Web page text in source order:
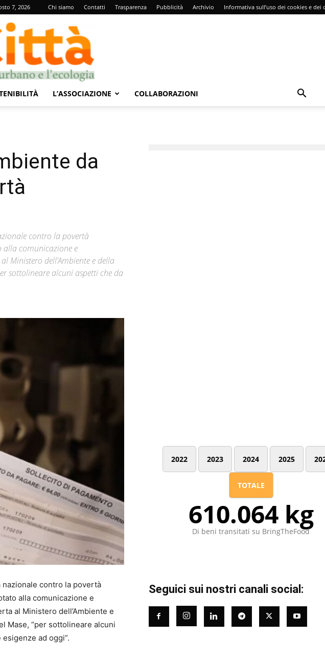
7, 2026 Chi siamo Contatti Trasparenza Pubblicità Archivio Informativa sull’uso dei cookies e dei
L’ASSOCIAZIONE COLLABORAZIONI
da
contro la povertà
alla comunicazione e
Ministero dell’Ambiente e della
sottolineare alcuni aspetti che da
nazionale contro la povertà
alla comunicazione e
al Ministero dell’Ambiente e
Mase, “per sottolineare alcuni
ad oggi”.
2022 2023 2024 2025
TOTALE
610.064 kg
Di beni transitati su BringTheFood
Seguici sui nostri canali social: